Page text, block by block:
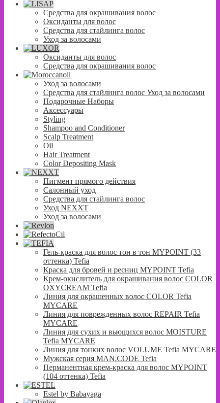
Средства для окрашивания волос
Оксиданты для волос
Средства для стайлинга волос
Уход за волосами
Оксиданты для волос
Средства для окрашивания волос
Уход за волосами
Средства для стайлинга волос Уход за волосами
Подарочные Наборы
Аксессуары
Styling
Shampoo and Conditioner
Scalp Treatment
Oil
Hair Treatment
Color Depositing Mask
Пигмент прямого действия
Салонный уход
Средства для стайлинга волос
Уход NEXXT
Уход за волосами
Гель-краска для волос тон в тон MYPOINT (33
оттенка) Tefia
Краска для бровей и ресниц MYPOINT Tefia
Крем-окислитель для окрашивания волос COLOR
OXYCREAM Tefia
Линия для окрашенных волос COLOR Tefia
MYCARE
Линия для поврежденных волос REPAIR Tefia
MYCARE
Линия для сухих и вьющихся волос MOISTURE
Tefia MYCARE
Линия для тонких волос VOLUME Tefia MYCARE
Мужская серия MAN.CODE Tefia
Перманентная крем-краска для волос MYPOINT
(104 оттенка) Tefia
Estel by Babayaga